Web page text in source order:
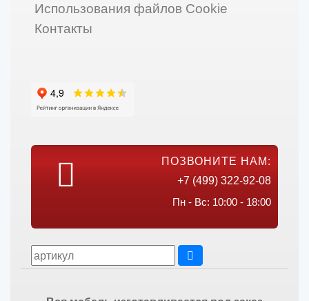
Использования файлов Cookie
Контакты
ПОЗВОНИТЕ НАМ:
+7 (499) 322-92-08
Пн - Вс: 10:00 - 18:00